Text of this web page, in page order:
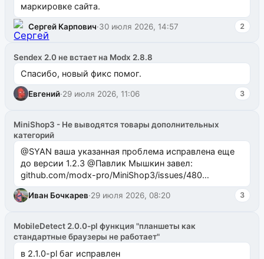
маркировке сайта.
Сергей Карпович·30 июля 2026, 14:57 2
Sendex 2.0 не встает на Modx 2.8.8
Спасибо, новый фикс помог.
Евгений·29 июля 2026, 11:06 3
MiniShop3 - Не выводятся товары дополнительных
категорий
@SYAN ваша указанная проблема исправлена еще
до версии 1.2.3 @Павлик Мышкин завел:
github.com/modx-pro/MiniShop3/issues/480
github.com/modx-pro/MiniShop3/issues/481Исправим
в б...
Иван Бочкарев·29 июля 2026, 08:20 3
MobileDetect 2.0.0-pl функция "планшеты как
стандартные браузеры не работает"
в 2.1.0-pl баг исправлен